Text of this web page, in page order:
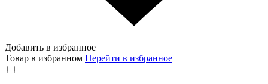
Добавить в избранное
Товар в избранном Перейти в избранное